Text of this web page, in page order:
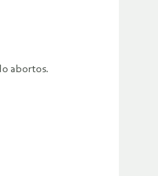
abortos.